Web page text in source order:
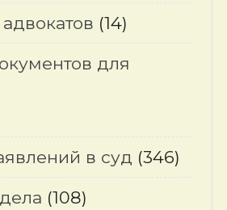
(14)
для
в суд (346)
(108)